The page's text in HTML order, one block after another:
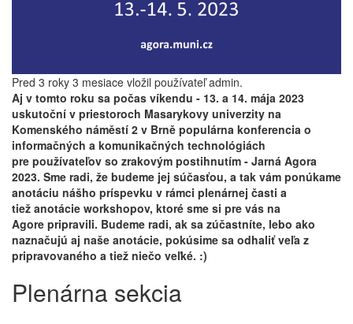
Pred 3 roky 3 mesiace vložil používateľadmin.
Aj v tomto roku sa počas víkendu - 13. a 14. mája 2023
uskutoční v priestoroch Masarykovy univerzity na
Komenského náměstí 2 v Brně populárna konferencia o
informačných a komunikačných technológiách
pre používateľov so zrakovým postihnutím - Jarná Agora
2023. Sme radi, že budeme jej súčasťou, a tak vám ponúkame
anotáciu nášho príspevku v rámci plenárnej časti a
tiež anotácie workshopov, ktoré sme si pre vás na
Agore pripravili. Budeme radi, ak sa zúčastníte, lebo ako
naznačujú aj naše anotácie, pokúsime sa odhaliť veľa z
pripravovaného a tiež niečo veľké. :)
Plenárna sekcia